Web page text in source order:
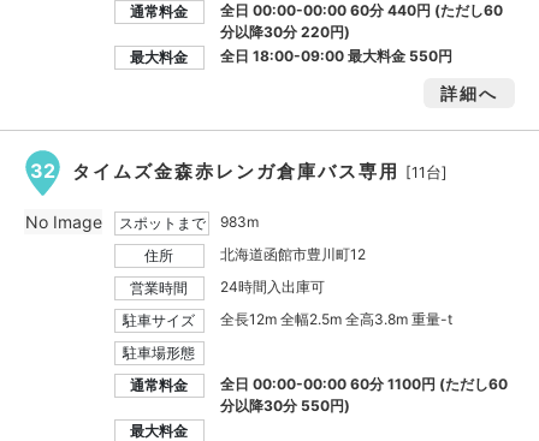
通常料金
全日 00:00-00:00 60分 440円 (ただし60
分以降30分 220円)
最大料金
全日 18:00-09:00 最大料金 550円
詳細へ
32 タイムズ金森赤レンガ倉庫バス専用 [11台]
スポットまで
983m
住所
北海道函館市豊川町12
営業時間
24時間入出庫可
駐車サイズ
全長12m 全幅2.5m 全高3.8m 重量-t
駐車場形態
通常料金
全日 00:00-00:00 60分 1100円 (ただし60
分以降30分 550円)
最大料金
No Image